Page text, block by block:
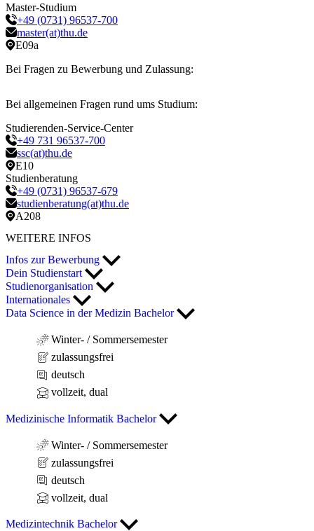
Master-Studium
+49 (0731) 96537-700
master(at)thu.de
E09a
Bei Fragen zu Bewerbung und Zulassung:
Bei allgemeinen Fragen rund ums Studium:
Studierenden-Service-Center
+49 731 96537-700
ssc(at)thu.de
E10
Studienberatung
+49 (0731) 96537-679
studienberatung(at)thu.de
A208
WEITERE INFOS
Infos zur Bewerbung
Dein Studienstart
Studienorganisation
Internationales
Data Science in der Medizin Bachelor
Winter- / Sommersemester
zulassungsfrei
deutsch
vollzeit, dual
Medizinische Informatik Bachelor
Winter- / Sommersemester
zulassungsfrei
deutsch
vollzeit, dual
Medizintechnik Bachelor